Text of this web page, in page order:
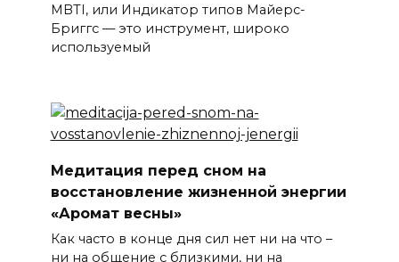
MBTI, или Индикатор типов Майерс-
Бриггс — это инструмент, широко
используемый
Медитация перед сном на
восстановление жизненной энергии
«Аромат весны»
Как часто в конце дня сил нет ни на что –
ни на общение с близкими, ни на